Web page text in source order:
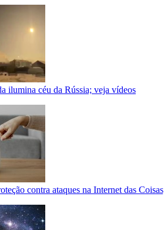
ilumina céu da Rússia; veja vídeos
contra ataques na Internet das